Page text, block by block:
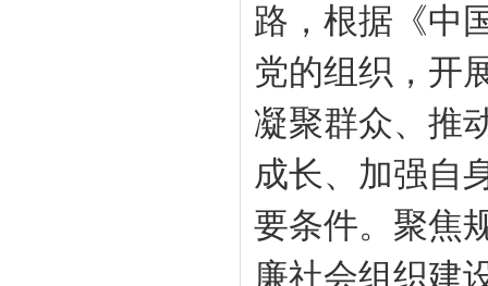
路，根据《中
党的组织，开
凝聚群众、推
成长、加强自
要条件。聚焦
廉社会组织建